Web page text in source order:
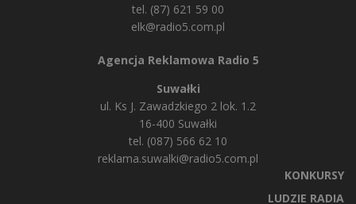
tel. (87) 621 59 00
elk@radio5.com.pl
Agencja Reklamowa Radio 5
Suwałki
ul. Ks J. Zawadzkiego 2 lok. 1.2
16-400 Suwałki
tel. (087) 566 62 10
reklama.suwalki@radio5.com.pl
KONKURSY
LUDZIE RADIA